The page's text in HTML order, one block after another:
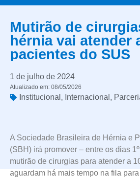
Mutirão de
hérnia vai atender
pacientes do SUS
1 de julho de 2024
Atualizado em: 08/05/2026
Institucional , Internacional ,
A Sociedade Brasileira de Hérnia e
(SBH) irá promover – entre os dias
mutirão de cirurgias para atender a
aguardam há mais tempo na fila